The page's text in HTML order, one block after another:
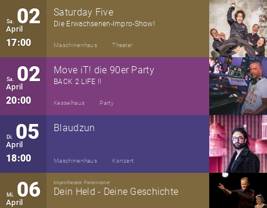
Sa. 02
April
17:00
Saturday Five
Die Erwachsenen-Impro-Show!
Maschinenhaus Theater
Sa. 02
April
20:00
Move iT! die 90er Party
BACK 2 LIFE !!
Kesselhaus Party
Di. 05
April
18:00
Blaudzun
Maschinenhaus Konzert
Mi. 06
April
Improtheater Paternoster
Dein Held - Deine Geschichte